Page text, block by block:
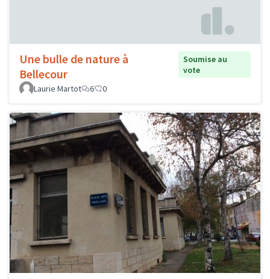
Une bulle de nature à
Bellecour
Soumise au
vote
Laurie Martot
6 0